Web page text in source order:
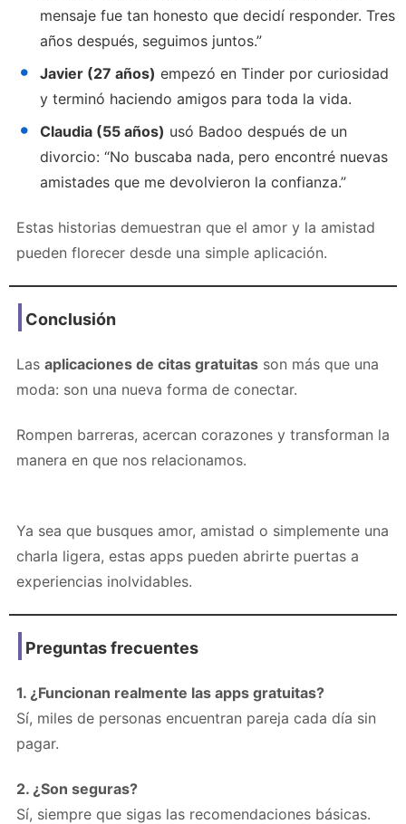
mensaje fue tan honesto que decidí responder. Tres
años después, seguimos juntos.”
Javier (27 años) empezó en Tinder por curiosidad
y terminó haciendo amigos para toda la vida.
Claudia (55 años) usó Badoo después de un
divorcio: “No buscaba nada, pero encontré nuevas
amistades que me devolvieron la confianza.”
Estas historias demuestran que el amor y la amistad
pueden florecer desde una simple aplicación.
Conclusión
Las aplicaciones de citas gratuitas son más que una
moda: son una nueva forma de conectar.
Rompen barreras, acercan corazones y transforman la
manera en que nos relacionamos.
Ya sea que busques amor, amistad o simplemente una
charla ligera, estas apps pueden abrirte puertas a
experiencias inolvidables.
Preguntas frecuentes
1. ¿Funcionan realmente las apps gratuitas?
Sí, miles de personas encuentran pareja cada día sin
pagar.
2. ¿Son seguras?
Sí, siempre que sigas las recomendaciones básicas.